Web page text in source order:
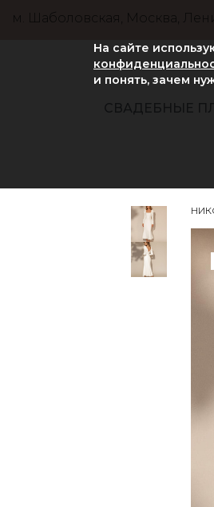
м. Шаболовская, Москва,
СВАДЕБНЫЕ
На сайте
и понять, зачем